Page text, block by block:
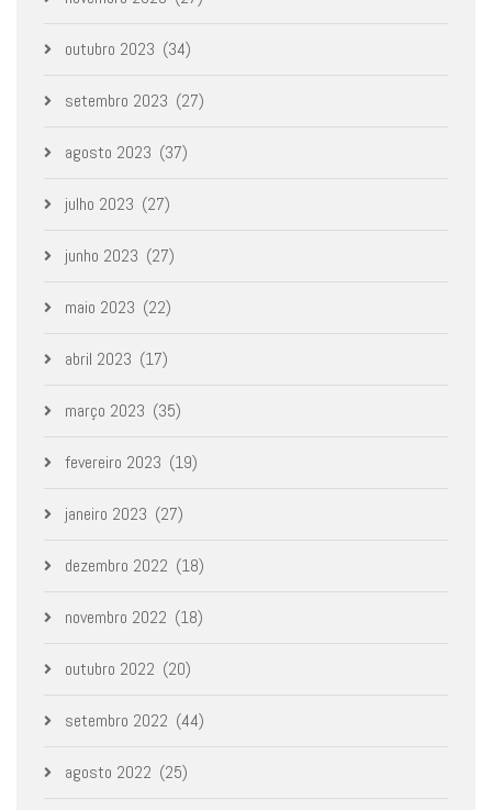
outubro 2023 (34)
setembro 2023 (27)
agosto 2023 (37)
julho 2023 (27)
junho 2023 (27)
maio 2023 (22)
abril 2023 (17)
março 2023 (35)
fevereiro 2023 (19)
janeiro 2023 (27)
dezembro 2022 (18)
novembro 2022 (18)
outubro 2022 (20)
setembro 2022 (44)
agosto 2022 (25)